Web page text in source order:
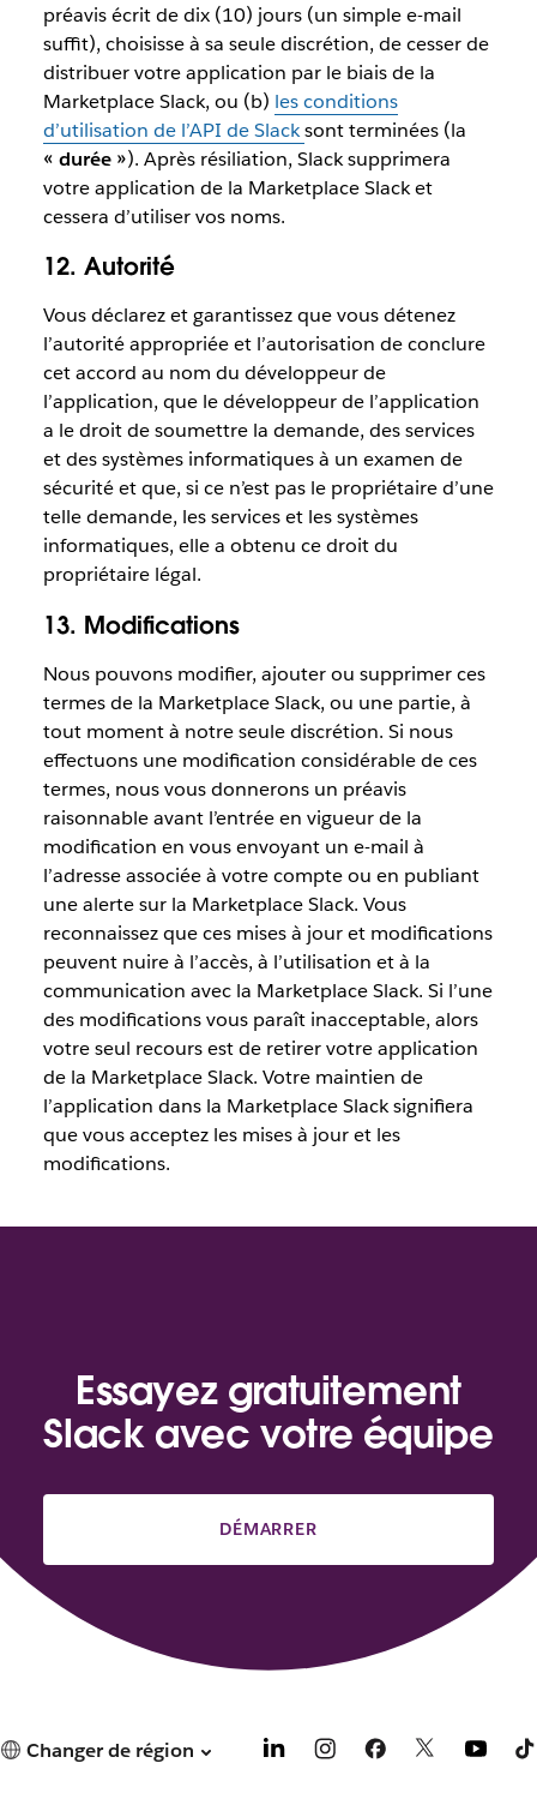
préavis écrit de dix (10) jours (un simple e-mail
suffit), choisisse à sa seule discrétion, de cesser de
distribuer votre application par le biais de la
Marketplace Slack, ou (b) les conditions
d’utilisation de l’API de Slacksont terminées (la
« durée »). Après résiliation, Slack supprimera
votre application de la Marketplace Slack et
cessera d’utiliser vos noms.
12. Autorité
Vous déclarez et garantissez que vous détenez
l’autorité appropriée et l’autorisation de conclure
cet accord au nom du développeur de
l’application, que le développeur de l’application
a le droit de soumettre la demande, des services
et des systèmes informatiques à un examen de
sécurité et que, si ce n’est pas le propriétaire d’une
telle demande, les services et les systèmes
informatiques, elle a obtenu ce droit du
propriétaire légal.
13. Modifications
Nous pouvons modifier, ajouter ou supprimer ces
termes de la Marketplace Slack, ou une partie, à
tout moment à notre seule discrétion. Si nous
effectuons une modification considérable de ces
termes, nous vous donnerons un préavis
raisonnable avant l’entrée en vigueur de la
modification en vous envoyant un e-mail à
l’adresse associée à votre compte ou en publiant
une alerte sur la Marketplace Slack. Vous
reconnaissez que ces mises à jour et modifications
peuvent nuire à l’accès, à l’utilisation et à la
communication avec la Marketplace Slack. Si l’une
des modifications vous paraît inacceptable, alors
votre seul recours est de retirer votre application
de la Marketplace Slack. Votre maintien de
l’application dans la Marketplace Slack signifiera
que vous acceptez les mises à jour et les
modifications.
Essayez gratuitement
Slack avec votre équipe
DÉMARRER
Changer de région